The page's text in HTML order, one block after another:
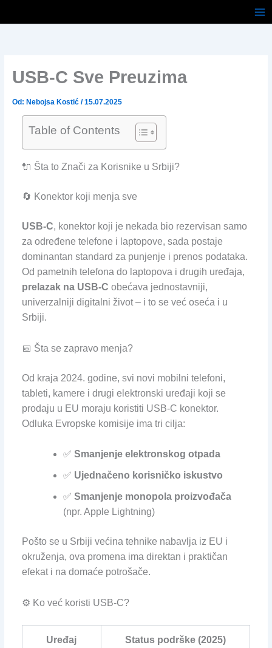
USB-C Sve Preuzima
Od: Nebojsa Kostić /15.07.2025
Table of Contents
🔌 Šta to Znači za Korisnike u Srbiji?
🔄 Konektor koji menja sve
USB-C, konektor koji je nekada bio rezervisan samo
za određene telefone i laptopove, sada postaje
dominantan standard za punjenje i prenos podataka.
Od pametnih telefona do laptopova i drugih uređaja,
prelazak na USB-C obećava jednostavniji,
univerzalniji digitalni život – i to se već oseća i u
Srbiji.
📅 Šta se zapravo menja?
Od kraja 2024. godine, svi novi mobilni telefoni,
tableti, kamere i drugi elektronski uređaji koji se
prodaju u EU moraju koristiti USB-C konektor.
Odluka Evropske komisije ima tri cilja:
✅ Smanjenje elektronskog otpada
✅ Ujednačeno korisničko iskustvo
✅ Smanjenje monopola proizvođača
(npr. Apple Lightning)
Pošto se u Srbiji većina tehnike nabavlja iz EU i
okruženja, ova promena ima direktan i praktičan
efekat i na domaće potrošače.
⚙️ Ko već koristi USB-C?
Uređaj Status podrške (2025)